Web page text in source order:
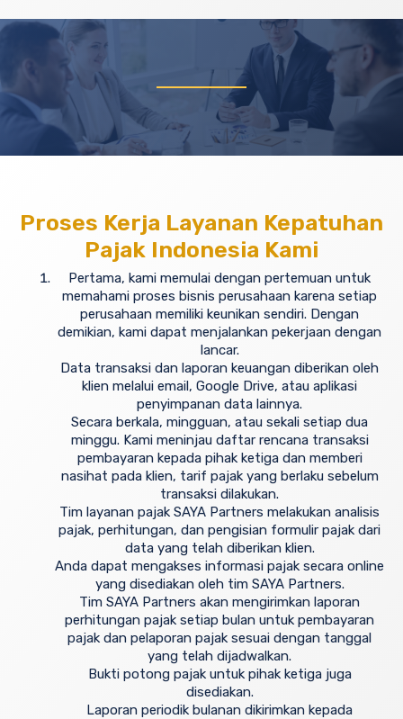
Proses Kerja Layanan Kepatuhan
Pajak Indonesia Kami
Pertama, kami memulai dengan pertemuan untuk
memahami proses bisnis perusahaan karena setiap
perusahaan memiliki keunikan sendiri. Dengan
demikian, kami dapat menjalankan pekerjaan dengan
lancar.
Data transaksi dan laporan keuangan diberikan oleh
klien melalui email, Google Drive, atau aplikasi
penyimpanan data lainnya.
Secara berkala, mingguan, atau sekali setiap dua
minggu. Kami meninjau daftar rencana transaksi
pembayaran kepada pihak ketiga dan memberi
nasihat pada klien, tarif pajak yang berlaku sebelum
transaksi dilakukan.
Tim layanan pajak SAYA Partners melakukan analisis
pajak, perhitungan, dan pengisian formulir pajak dari
data yang telah diberikan klien.
Anda dapat mengakses informasi pajak secara online
yang disediakan oleh tim SAYA Partners.
Tim SAYA Partners akan mengirimkan laporan
perhitungan pajak setiap bulan untuk pembayaran
pajak dan pelaporan pajak sesuai dengan tanggal
yang telah dijadwalkan.
Bukti potong pajak untuk pihak ketiga juga
disediakan.
Laporan periodik bulanan dikirimkan kepada